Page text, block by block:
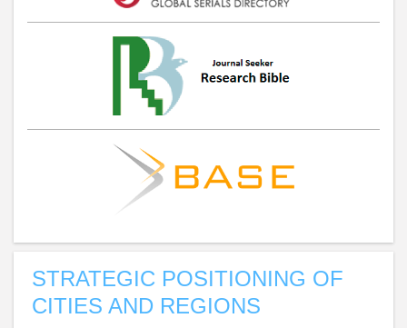
STRATEGIC POSITIONING OF
CITIES AND REGIONS